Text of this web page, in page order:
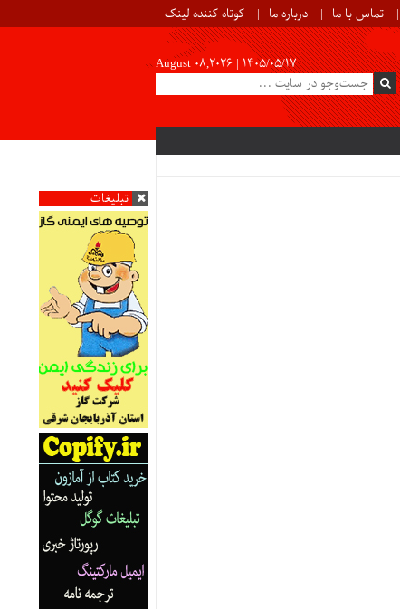
تماس با ما درباره ما کوتاه کننده لینک
August 08,2026 | ۱۴۰۵/۰۵/۱۷
تبلیغات